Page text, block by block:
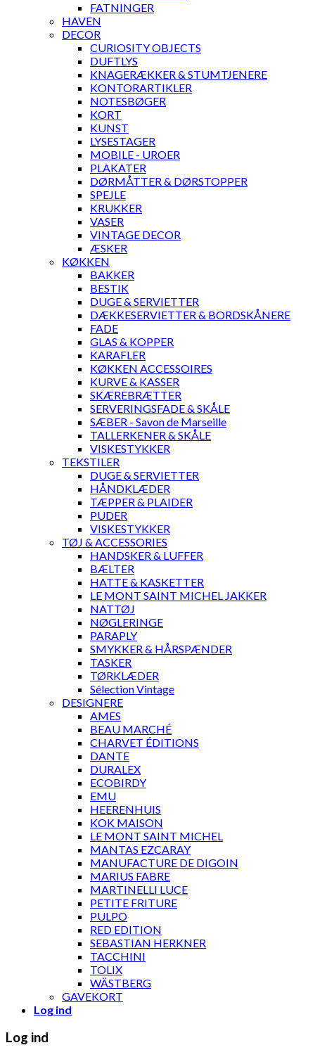
FATNINGER
HAVEN
DECOR
CURIOSITY OBJECTS
DUFTLYS
KNAGERÆKKER & STUMTJENERE
KONTORARTIKLER
NOTESBØGER
KORT
KUNST
LYSESTAGER
MOBILE - UROER
PLAKATER
DØRMÅTTER & DØRSTOPPER
SPEJLE
KRUKKER
VASER
VINTAGE DECOR
ÆSKER
KØKKEN
BAKKER
BESTIK
DUGE & SERVIETTER
DÆKKESERVIETTER & BORDSKÅNERE
FADE
GLAS & KOPPER
KARAFLER
KØKKEN ACCESSOIRES
KURVE & KASSER
SKÆREBRÆTTER
SERVERINGSFADE & SKÅLE
SÆBER - Savon de Marseille
TALLERKENER & SKÅLE
VISKESTYKKER
TEKSTILER
DUGE & SERVIETTER
HÅNDKLÆDER
TÆPPER & PLAIDER
PUDER
VISKESTYKKER
TØJ & ACCESSORIES
HANDSKER & LUFFER
BÆLTER
HATTE & KASKETTER
LE MONT SAINT MICHEL JAKKER
NATTØJ
NØGLERINGE
PARAPLY
SMYKKER & HÅRSPÆNDER
TASKER
TØRKLÆDER
Sélection Vintage
DESIGNERE
AMES
BEAU MARCHÉ
CHARVET ÉDITIONS
DANTE
DURALEX
ECOBIRDY
EMU
HEERENHUIS
KOK MAISON
LE MONT SAINT MICHEL
MANTAS EZCARAY
MANUFACTURE DE DIGOIN
MARIUS FABRE
MARTINELLI LUCE
PETITE FRITURE
PULPO
RED EDITION
SEBASTIAN HERKNER
TACCHINI
TOLIX
WÄSTBERG
GAVEKORT
Log ind
Log ind